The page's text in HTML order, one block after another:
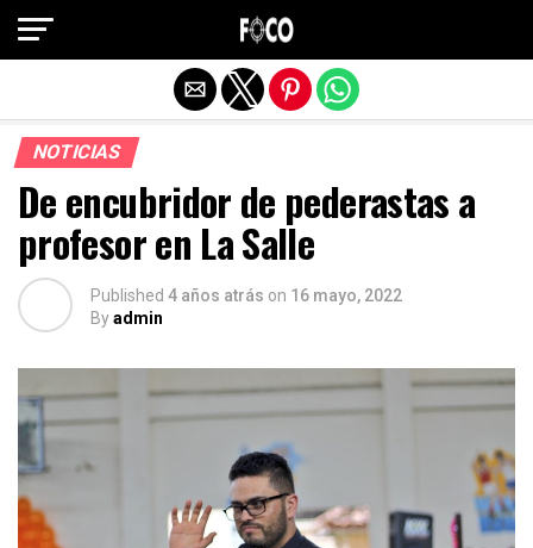
NOTICIAS
De encubridor de pederastas a
profesor en La Salle
Published 4 años atrás on 16 mayo, 2022
Byadmin
Salir de la versión móvil